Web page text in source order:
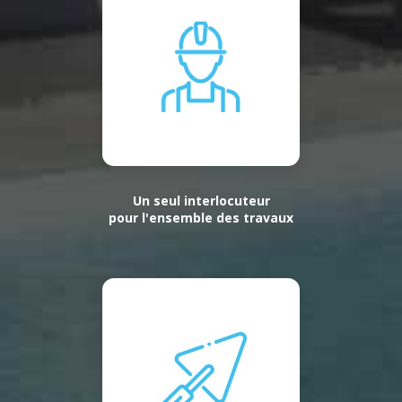
Un seul interlocuteur
pour l'ensemble des travaux